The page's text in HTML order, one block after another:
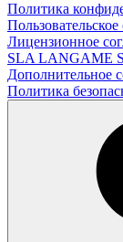
Политика
Лицензионное
SLA LANGAME
Дополнительное
Политика